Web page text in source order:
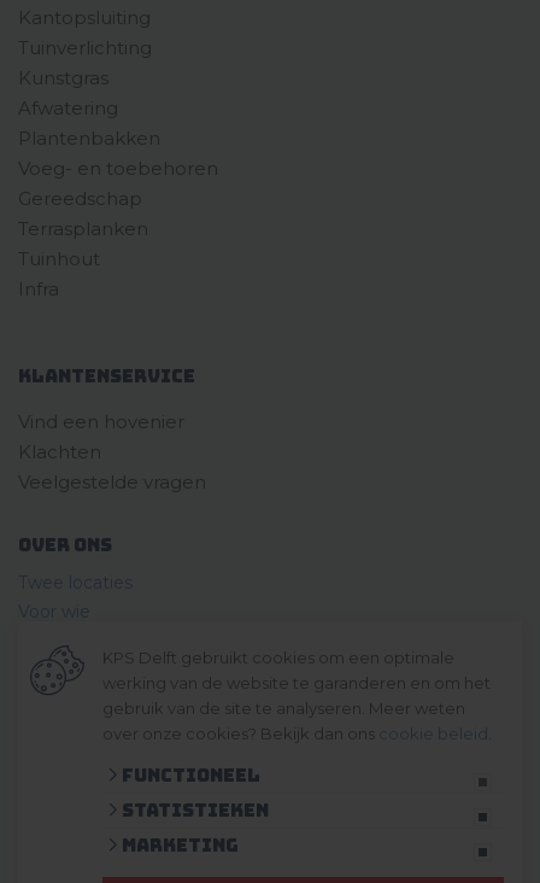
Kantopsluiting
Tuinverlichting
Kunstgras
Afwatering
Plantenbakken
Voeg- en toebehoren
Gereedschap
Terrasplanken
Tuinhout
Infra
Klantenservice
Vind een hovenier
Klachten
Veelgestelde vragen
Over ons
Twee locaties
Voor wie
Ons materieel
Ons team
Geschiedenis
© 2026 KPS Delft
algemene voorwaarden
KPS Delft gebruikt cookies om een optimale
werking van de website te garanderen en om het
gebruik van de site te analyseren. Meer weten
over onze cookies? Bekijk dan ons cookie beleid
Functioneel
Statistieken
Marketing